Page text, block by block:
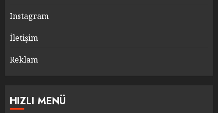
Instagram
İletişim
Reklam
HIZLI MENÜ